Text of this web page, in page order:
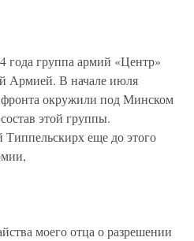
года группа армий «Центр»
Армией. В начале июля
фронта окружили под Минском
этой группы.
еще до этого
моего отца о разрешении